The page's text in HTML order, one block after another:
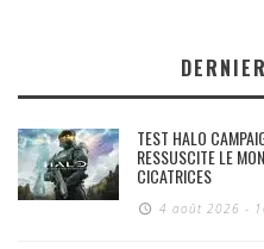
TEST HALO
RESSUSCITE LE
CICATRICES
4 août 2026 -